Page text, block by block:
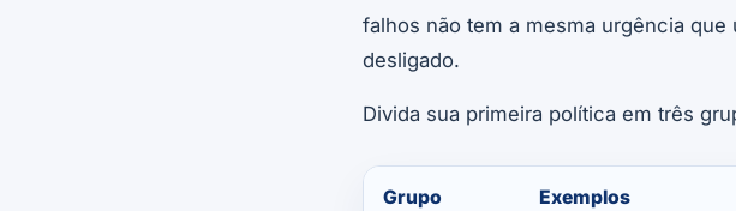
falhos não tem a mesma urgência
desligado.
Divida sua primeira política em três
Grupo Exemplos